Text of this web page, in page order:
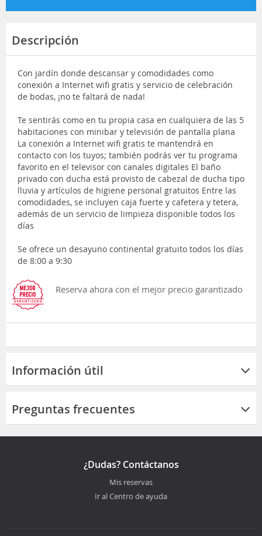
Descripción
Con jardín donde descansar y comodidades como
conexión a Internet wifi gratis y servicio de celebración
de bodas, ¡no te faltará de nada!
Te sentirás como en tu propia casa en cualquiera de las 5
habitaciones con minibar y televisión de pantalla plana
La conexión a Internet wifi gratis te mantendrá en
contacto con los tuyos; también podrás ver tu programa
favorito en el televisor con canales digitales El baño
privado con ducha está provisto de cabezal de ducha tipo
lluvia y artículos de higiene personal gratuitos Entre las
comodidades, se incluyen caja fuerte y cafetera y tetera,
además de un servicio de limpieza disponible todos los
días
Se ofrece un desayuno continental gratuito todos los días
de 8:00 a 9:30
Reserva ahora con el mejor precio garantizado
Información útil
Preguntas frecuentes
¿Dudas? Contáctanos
Mis reservas
Ir al Centro de ayuda